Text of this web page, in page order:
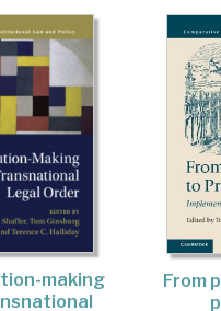
making
From